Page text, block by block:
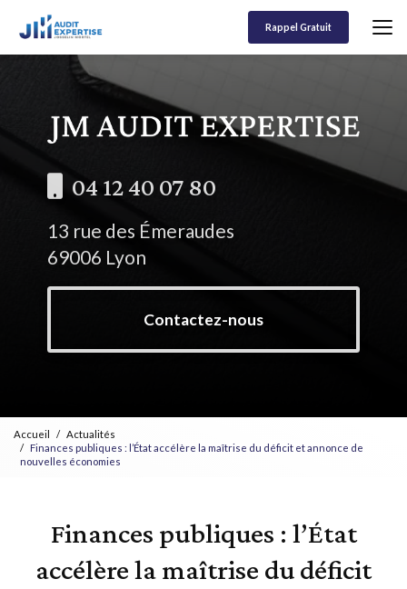
contenu
Rappel Gratuit
04 12 40 07 80
13 rue des Émeraudes
69006 Lyon
Contactez-nous
Accueil
Actualités
Finances publiques : l’État accélère la maîtrise du déficit et annonce de
nouvelles économies
Finances publiques : l’État
accélère la maîtrise du déficit